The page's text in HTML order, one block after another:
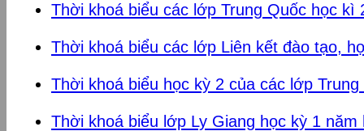
Thời khoá biểu các lớp Trung Quốc học kì
Thời khoá biểu các lớp Liên kết đào tạo,
Thời khoá biểu học kỳ 2 của các lớp Trung
Thời khoá biểu lớp Ly Giang học kỳ 1 năm